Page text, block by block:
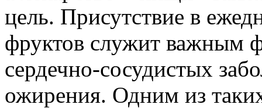
цель. Присутствие в
фруктов служит важным
сердечно-сосудистых
ожирения. Одним из